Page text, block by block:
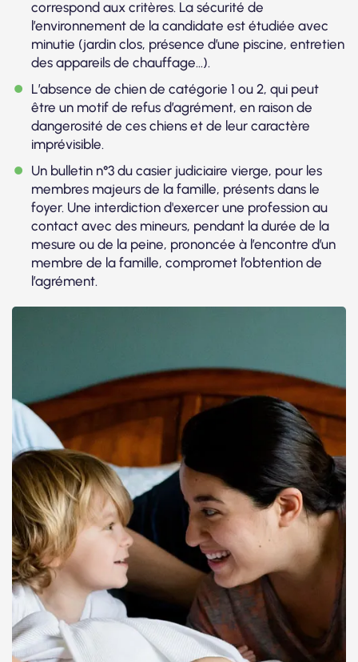
correspond aux critères. La sécurité de
l’environnement de la candidate est étudiée avec
minutie (jardin clos, présence d’une piscine, entretien
des appareils de chauffage…).
L’absence de chien de catégorie 1 ou 2, qui peut
être un motif de refus d’agrément, en raison de
dangerosité de ces chiens et de leur caractère
imprévisible.
Un bulletin n°3 du casier judiciaire vierge, pour les
membres majeurs de la famille, présents dans le
foyer. Une interdiction d'exercer une profession au
contact avec des mineurs, pendant la durée de la
mesure ou de la peine, prononcée à l’encontre d’un
membre de la famille, compromet l’obtention de
l’agrément.